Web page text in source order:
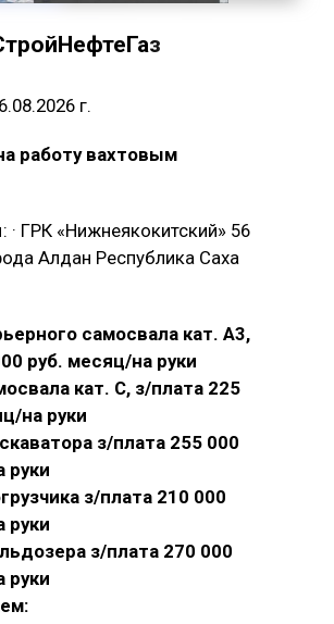
г.
работу вахтовым
ГРК «Нижнеякокитский» 56
Алдан Республика Саха
самосвала кат. А3,
руб. месяц/на руки
кат. С, з/плата 225
на руки
з/плата 255 000
руки
з/плата 210 000
руки
з/плата 270 000
руки